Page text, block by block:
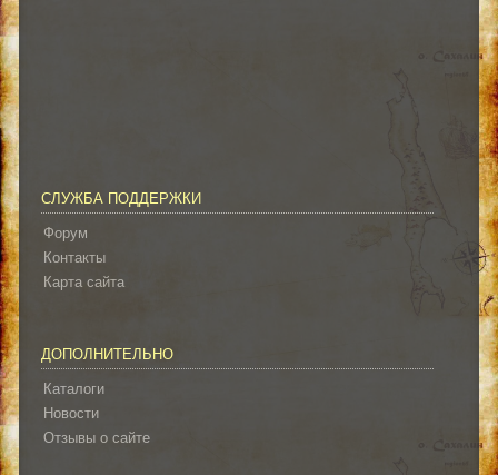
СЛУЖБА ПОДДЕРЖКИ
Форум
Контакты
Карта сайта
ДОПОЛНИТЕЛЬНО
Каталоги
Новости
Отзывы о сайте